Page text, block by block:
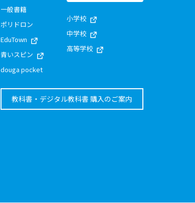
一般書籍
ポリドロン
EduTown
青いスピン
douga pocket
小学校
中学校
高等学校
教科書・デジタル教科書 購入のご案内